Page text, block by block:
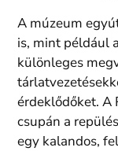
A múzeum
is, mint például
különleges
érdeklődőket. A
csupán a
egy kalandos,